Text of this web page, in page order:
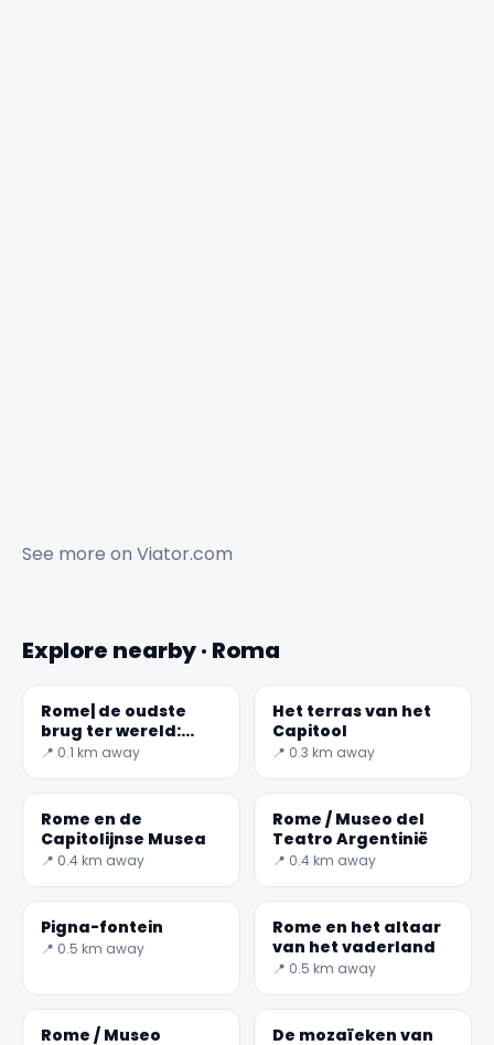
See more on Viator.com
Explore nearby · Roma
Rome| de oudste
brug ter wereld:
Pons Fabricius
📍 0.1 km away
Het terras van het
Capitool
📍 0.3 km away
Rome en de
Capitolijnse Musea
📍 0.4 km away
Rome / Museo del
Teatro Argentinië
📍 0.4 km away
Pigna-fontein
📍 0.5 km away
Rome en het altaar
van het vaderland
📍 0.5 km away
Rome / Museo
De mozaïeken van